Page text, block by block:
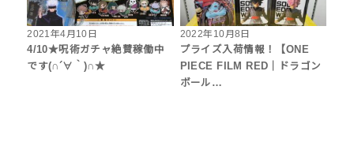
2021年4月10日
4/10★呪術ガチャ絶賛稼働中
です(∩´∀｀)∩★
2022年10月8日
プライズ入荷情報！【ONE
PIECE FILM RED｜ドラゴン
ボール…